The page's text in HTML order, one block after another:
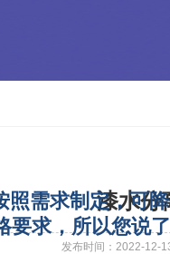
需求制定，可降
要求，所以您说
漆水分
发布时间：2022-12-